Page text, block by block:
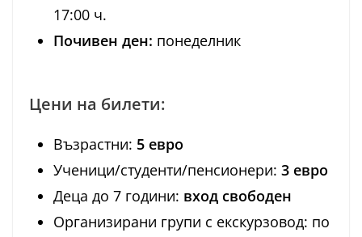
17:00 ч.
Почивен ден: понеделник
Цени на билети:
Възрастни: 5 евро
Ученици/студенти/пенсионери: 3 евро
Деца до 7 години: вход свободен
Организирани групи с екскурзовод: по